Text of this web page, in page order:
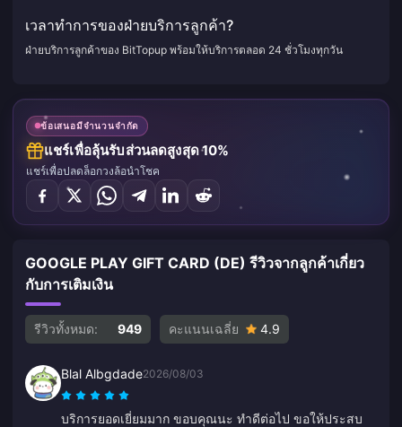
เวลาทำการของฝ่ายบริการลูกค้า?
ฝ่ายบริการลูกค้าของ BitTopup พร้อมให้บริการตลอด 24 ชั่วโมงทุกวัน
ข้อเสนอมีจำนวนจำกัด
แชร์เพื่อลุ้นรับส่วนลดสูงสุด 10%
แชร์เพื่อปลดล็อกวงล้อนำโชค
GOOGLE PLAY GIFT CARD (DE) รีวิวจากลูกค้าเกี่ยว
กับการเติมเงิน
รีวิวทั้งหมด: 949 คะแนนเฉลี่ย 4.9
Blal Albgdade2026/08/03
บริการยอดเยี่ยมมาก ขอบคุณนะ ทำดีต่อไป ขอให้ประสบ